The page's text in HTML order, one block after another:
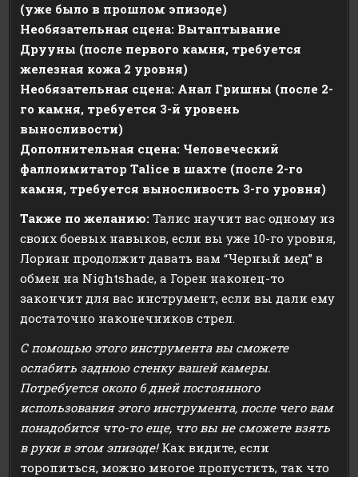
(уже было в прошлом эпизоде)
Необязательная сцена: Вытаптывание
Друуны (после первого камня, требуется
железная кожа 2 уровня)
Необязательная сцена: Анал Гришны (после 2-
го камня, требуется 3-й уровень
выносливости)
Дополнительная сцена: Человеческий
фаллоимитатор Talice в шахте (после 2-го
камня, требуется выносливость 3-го уровня)
Также по желанию:Талис научит вас одному из
своих боевых навыков, если вы уже 10-го уровня,
Лориан продолжит давать вам “Черный мед” в
обмен на Nightshade, а Горен наконец-то
закончит для вас инструмент, если вы дали ему
достаточно наконечников стрел.
С помощью этого инструмента вы сможете
ослабить заднюю стенку вашей камеры.
Потребуется около 6 дней постоянного
использования этого инструмента, после чего вам
понадобится что-то еще, что вы не сможете взять
в руки в этом эпизоде!Как видите, если
торопиться, можно многое пропустить, так что